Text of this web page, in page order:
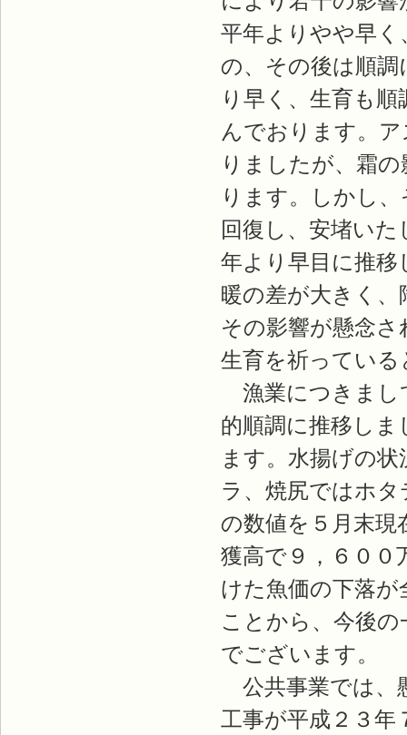
平年よりやや早
の、その後は順
り早く、生育も
んでおります。
りましたが、霜
ります。しかし
回復し、安堵い
年より早目に推
暖の差が大きく
その影響が懸念
生育を祈ってい
漁業につきまし
的順調に推移し
ます。水揚げの
ラ、焼尻ではホ
の数値を５月末現
獲高で９，６００
けた魚価の下落
ことから、今後
でございます。
公共事業では、
工事が平成２３年